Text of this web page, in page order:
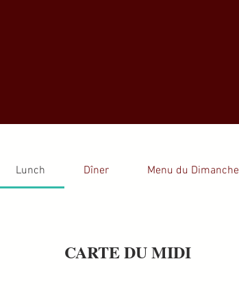
Lunch Dîner Menu du Dimanche
CARTE DU MIDI